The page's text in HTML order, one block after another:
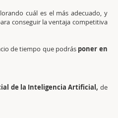
cuál es el más adecuado, y
conseguir la ventaja competitiva
de tiempo que podrás poner en
de la Inteligencia Artificial, de